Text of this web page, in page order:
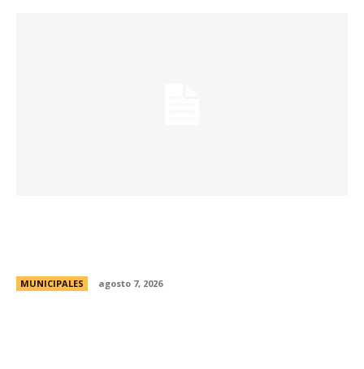
MUNICIPALES agosto 7, 2026